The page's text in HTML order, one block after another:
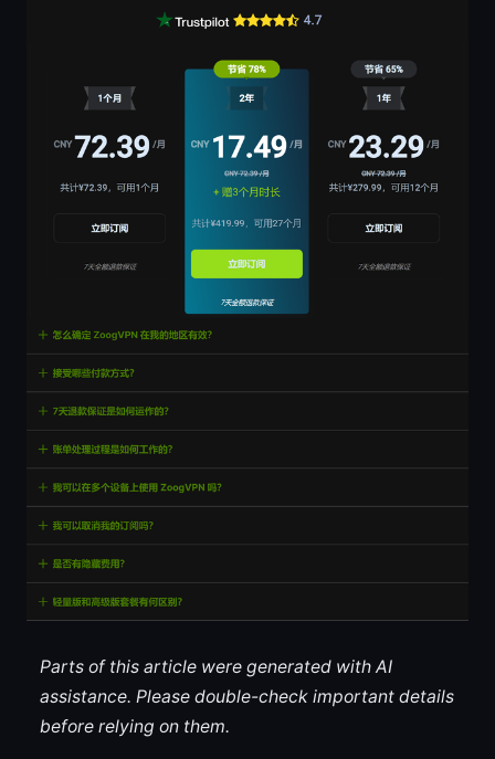
Parts of this article were generated with AI
assistance. Please double-check important details
before relying on them.